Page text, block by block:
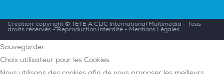
Création: copyright ©TETE A CLIC International Multimédia - Tous
droits réservés - Reproduction Interdite - Mentions Légales
Sauvegarder
Choix utilisateur pour les Cookies